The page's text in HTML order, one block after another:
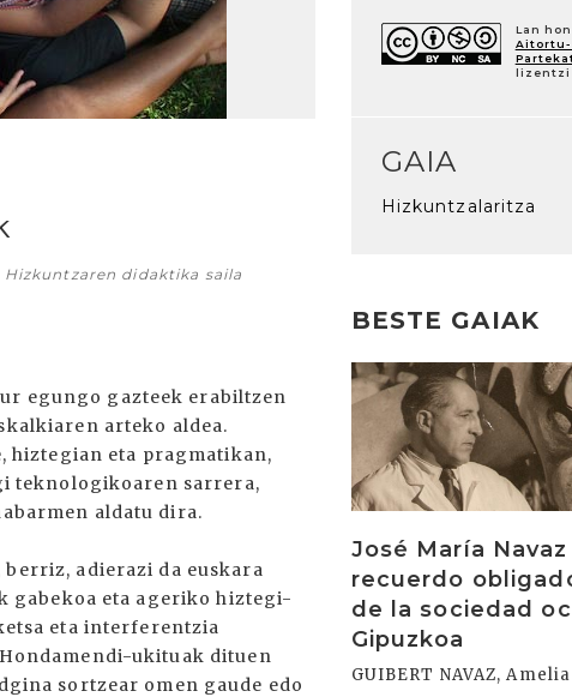
didaktika saila
egungo gazteek erabiltzen
arteko aldea.
hiztegian eta pragmatikan,
teknologikoaren sarrera,
aldatu dira.
adierazi da euskara
gabekoa eta ageriko hiztegi-
eta interferentzia
ukituak dituen
sortzear omen gaude edo
Lan
Aitortu-
GAIA
Hizkuntzalaritza
BESTE GAIAK
José María Navaz
recuerdo
de la sociedad
Gipuzkoa
GUIBERT NAVAZ, Amelia
Irakurri